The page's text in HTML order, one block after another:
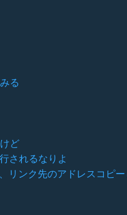
る
ど
されるなりよ
リンク先のアドレスコピ